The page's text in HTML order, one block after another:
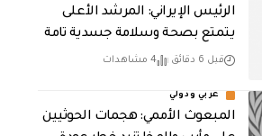
الرئيس الإيراني: المرشد الأعلى
يتمتع بصحة وسلامة جسدية تامة
قبل 6 دقائق 4 مشاهدات
عربي ودولي
المبعوث الأممي: هجمات الحوثيين